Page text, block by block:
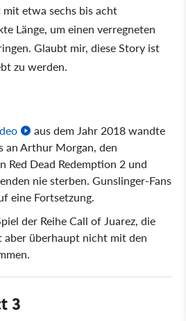
etwa sechs bis acht
Länge, um einen verregneten
Glaubt mir, diese Story ist
zu werden.
aus dem Jahr 2018 wandte
an Arthur Morgan, den
Red Dead Redemption 2 und
nie sterben. Gunslinger-Fans
eine Fortsetzung.
der Reihe Call of Juarez, die
aber überhaupt nicht mit den
3